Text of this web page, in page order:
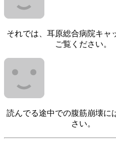
それでは、耳原総合病院キャ
ご覧ください。
読んでる途中での腹筋崩壊に
さい。